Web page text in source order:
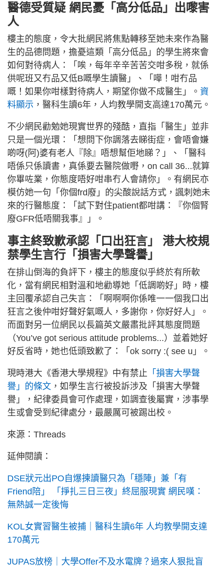
醫德受質疑 網民憂「高分低品」出嚟害
人
樓主的態度，令大批網民將焦點轉移至她未來作為醫
生的品德問題，擔憂這類「高分低品」的學生將來會
如何對待病人：「唉，每年辛辛苦苦交咁多稅，就係
供呢班又冇品又低B嘅學生讀醫」、「嘩！咁冇品
嘅！如果你咁樣對待病人，期望你做不成醫生」。 資
料顯示 ，醫科生讀6年，人均教學開支高達170萬元。
不少網民勸勉她現實世界的殘酷，直指「醫生」並非
只是一個光環：「想問下你調落去睇街症，會唔會嫌
啲呀(阿)婆有老人『除』唔想幫佢地睇？」、「醫科
唔係只係讀書，真係要去醫院做嘢，on call 36...就算
你畢咗業，你態度唔好咁串冇人會請你」。有網民亦
模仿她一句「你個frd廢」的尖酸說話方式，諷刺她未
來的行醫態度：「試下對住patient都咁講：『你個腎
廢GFR低唔關我事』」。
事主終致歉承認「口出狂言」 港大校規
禁學生言行「損害大學聲譽」
在排山倒海的負評下，樓主的態度似乎終於有所軟
化，當有網民相對溫和地勸導她「低調啲好」時，樓
主回覆承認自己失言：「啊啊啊你係唯一一個我口出
狂言之後仲咁好聲好氣嘅人，多謝你，你好好人」。
而面對另一位網民以長篇英文嚴肅批評其態度問題
（You’ve got serious attitude problems...）並着她好
好反省時，她也低頭致歉了：「ok sorry :( see u」。
現時港大《香港大學規程》中有禁止 「損害大學聲
譽」的條文 ，如學生言行被投訴涉及「損害大學聲
譽」，紀律委員會可作處理，如調查後屬實，涉事學
生或會受到紀律處分，最嚴厲可被踢出校。
來源：Threads
延伸閱讀：
DSE狀元出PO自爆揀讀醫只為「穩陣」兼「有
Friend陪」 「掙扎三日三夜」終屈服現實 網民嘆：
無熱誠一定後悔
KOL女實習醫生被捕｜醫科生讀6年 人均教學開支達
170萬元
JUPAS放榜｜大學Offer不及水電牌？過來人狠批盲